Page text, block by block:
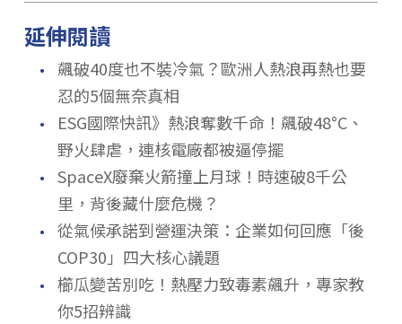
延伸閱讀
．
飆破40度也不裝冷氣？歐洲人熱浪再熱也要
忍的5個無奈真相
．
ESG國際快訊》熱浪奪數千命！飆破48°C、
野火肆虐，連核電廠都被逼停擺
． SpaceX廢棄火箭撞上月球！時速破8千公
里，背後藏什麼危機？
． 從氣候承諾到營運決策：企業如何回應「後
COP30」四大核心議題
． 櫛瓜變苦別吃！熱壓力致毒素飆升，專家教
你5招辨識